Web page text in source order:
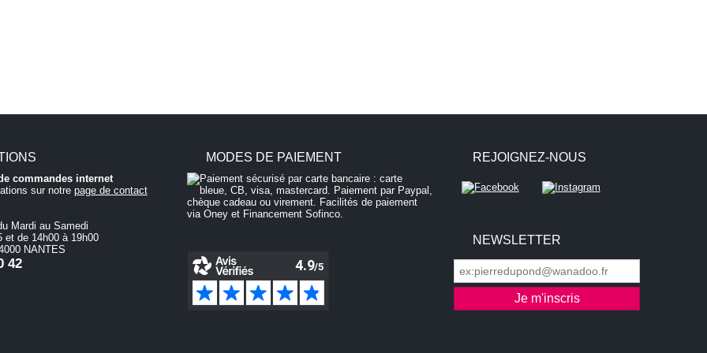
commandes internet
sur notre page de contact
Mardi au Samedi
et de 14h00 à 19h00
NANTES
42
MODES DE PAIEMENT REJOIGNEZ-NOUS
NEWSLETTER